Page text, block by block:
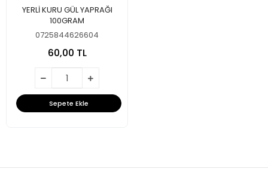
YERLİ KURU GÜL YAPRAĞI
100GRAM
0725844626604
60,00 TL
Sepete Ekle